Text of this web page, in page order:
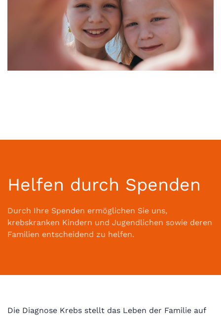
Helfen durch Spenden
Durch Ihre Spenden ermöglichen Sie uns,
krebskranken Kindern und Jugendlichen sowie deren
Familien entscheidend zu helfen.
Die Diagnose Krebs stellt das Leben der Familie auf